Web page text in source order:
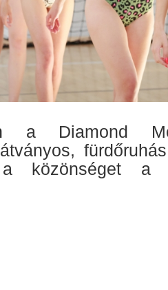
a Diamond
a közönséget a